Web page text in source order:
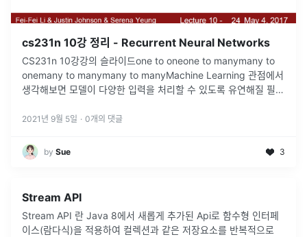
cs231n 10강 정리 - Recurrent Neural Networks
CS231n 10강강의 슬라이드one to oneone to manymany to
onemany to manymany to manyMachine Learning 관점에서
생각해보면 모델이 다양한 입력을 처리할 수 있도록 유연해질 필요
2021년 9월 5일 · 0개의 댓글
by Sue 3
Stream API
Stream API 란 Java 8에서 새롭게 추가된 Api로 함수형 인터페
이스(람다식)을 적용하여 컬렉션과 같은 저장요소를 반복적으로